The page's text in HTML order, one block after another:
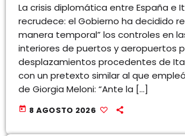
La crisis diplomática entre España e
recrudece: el Gobierno ha decidido
manera temporal” los controles en
interiores de puertos y aeropuertos
desplazamientos procedentes de
con un pretexto similar al que
de Giorgia Meloni: “Ante la […]
today 8 AGOSTO 2026